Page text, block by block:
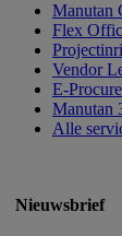
Manutan
Flex
Vendor
E-
Manutan
Alle
Nieuwsbrief